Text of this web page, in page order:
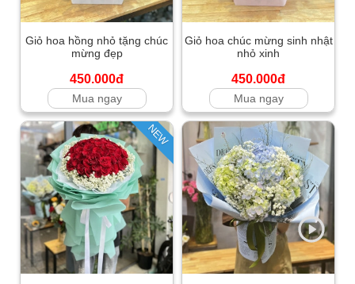
Giỏ hoa hồng nhỏ tặng chúc
mừng đẹp
450.000đ
Mua ngay
Giỏ hoa chúc mừng sinh nhật
nhỏ xinh
450.000đ
Mua ngay
NEW